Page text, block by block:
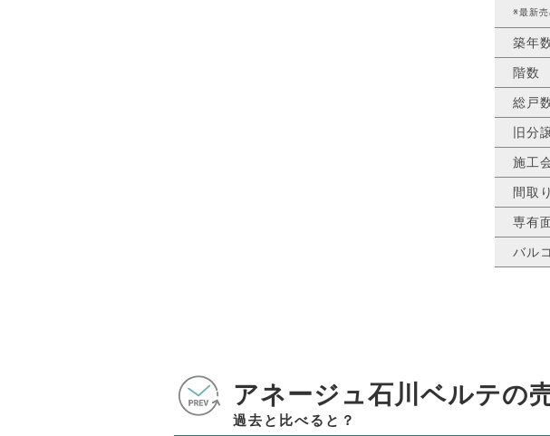
※最新売
築年
階数
総戸
旧分
施工
間取り
専有
バル
アネージュ石川ベルテの
過去と比べると？